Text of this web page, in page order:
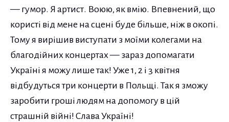
— гумор. Я артист. Воюю, як вмію. Впевнений, що
користі від мене на сцені буде більше, ніж в окопі.
Тому я вирішив виступати з моїми колегами на
благодійних концертах — зараз допомагати
Україні я можу лише так! Уже 1, 2 і 3 квітня
відбудуться три концерти в Польщі. Так я зможу
заробити гроші людям на допомогу в цій
страшній війні! Слава Україні!